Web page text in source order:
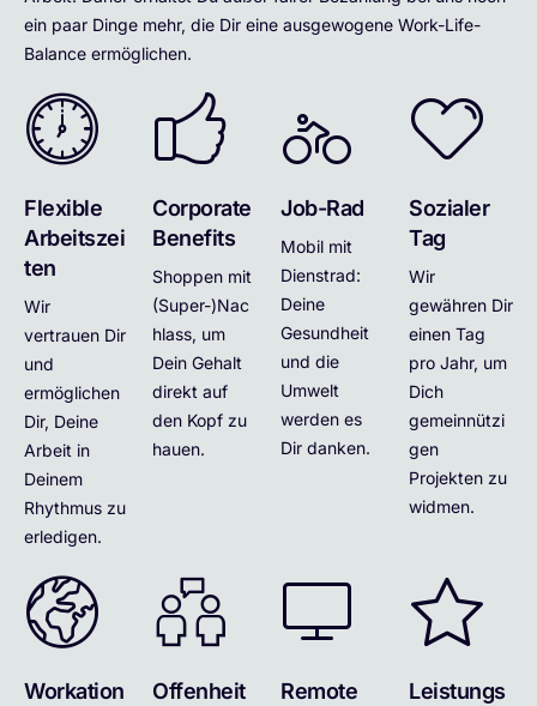
ein paar Dinge mehr, die Dir eine ausgewogene Work-Life-
Balance ermöglichen.
Flexible
Arbeitszei
ten
Wir
vertrauen Dir
und
ermöglichen
Dir, Deine
Arbeit in
Deinem
Rhythmus zu
erledigen.
Corporate
Benefits
Shoppen mit
(Super-)Nac
hlass, um
Dein Gehalt
direkt auf
den Kopf zu
hauen.
Job-Rad
Mobil mit
Dienstrad:
Deine
Gesundheit
und die
Umwelt
werden es
Dir danken.
Sozialer
Tag
Wir
gewähren Dir
einen Tag
pro Jahr, um
Dich
gemeinnützi
gen
Projekten zu
widmen.
Workation
Offenheit
Remote
Leistungs